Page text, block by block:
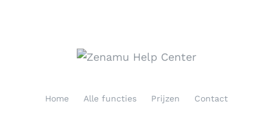
Home Alle functies Prijzen Contact